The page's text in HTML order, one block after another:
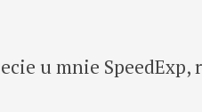
u mnie